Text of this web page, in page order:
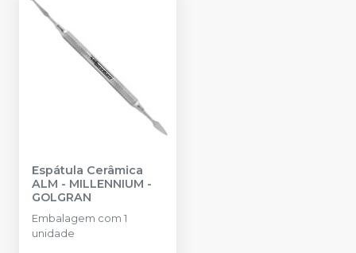
Espátula Cerâmica
ALM - MILLENNIUM -
GOLGRAN
Embalagem com 1
unidade